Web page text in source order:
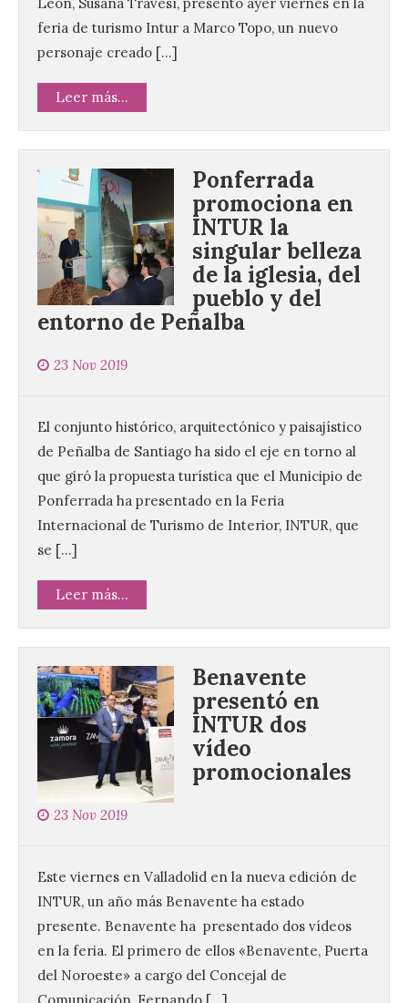
León, Susana Travesí, presentó ayer viernes en la
feria de turismo Intur a Marco Topo, un nuevo
personaje creado […]
Leer más...
Ponferrada
promociona en
INTUR la
singular belleza
de la iglesia, del
pueblo y del
entorno de Peñalba
23 Nov 2019
El conjunto histórico, arquitectónico y paisajístico
de Peñalba de Santiago ha sido el eje en torno al
que giró la propuesta turística que el Municipio de
Ponferrada ha presentado en la Feria
Internacional de Turismo de Interior, INTUR, que
se […]
Leer más...
Benavente
presentó en
INTUR dos
vídeo
promocionales
23 Nov 2019
Este viernes en Valladolid en la nueva edición de
INTUR, un año más Benavente ha estado
presente. Benavente ha presentado dos vídeos
en la feria. El primero de ellos «Benavente, Puerta
del Noroeste» a cargo del Concejal de